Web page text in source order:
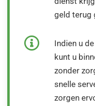
geld terug
Indien u
kunt u
zonder
snelle
zorgen